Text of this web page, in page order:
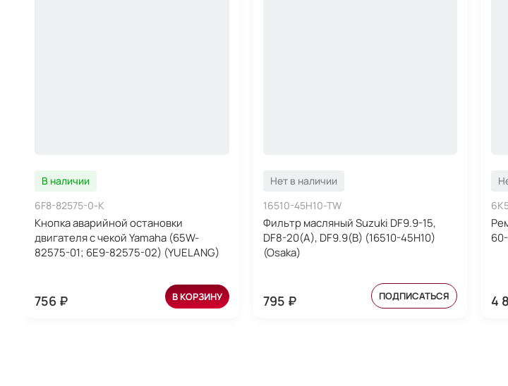
В наличии
6F8-82575-0-K
Кнопка аварийной остановки
двигателя с чекой Yamaha (65W-
82575-01; 6E9-82575-02) (YUELANG)
756 ₽ В КОРЗИНУ
Нет в наличии
16510-45H10-TW
Фильтр масляный Suzuki DF9.9-15,
DF8-20(A), DF9.9(B) (16510-45H10)
(Osaka)
795 ₽ ПОДПИСАТЬСЯ 4